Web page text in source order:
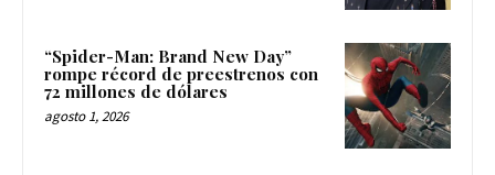
“Spider-Man: Brand New Day”
rompe récord de preestrenos con
72 millones de dólares
agosto 1, 2026